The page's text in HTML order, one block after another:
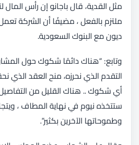
مثل القدية، قال باجانو إن رأس المال
ملتزم بالفعل ، مضيفًا أن الشركة
ديون مع البنوك السعودية.
وتابع: “هناك دائمًا شكوك حول
التقدم الذي نحرزه، منح العقد الذي
أي شكوك .. هناك القليل من
ستتخذه نيوم في نهاية المطاف ،
وطموحاتها الآخرين بكثير”.